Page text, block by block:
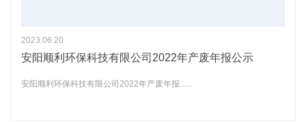
2023.06.20
安阳顺利环保科技有限公司2022年产废年报公示
安阳顺利环保科技有限公司2022年产废年报......